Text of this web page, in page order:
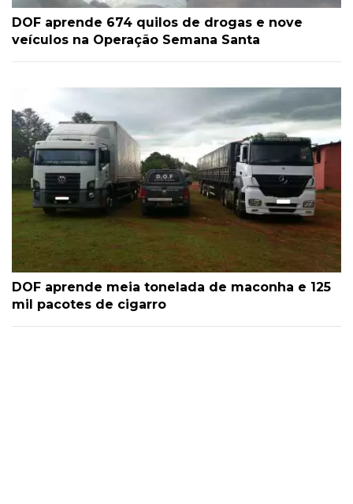
DOF aprende 674 quilos de drogas e nove
veículos na Operação Semana Santa
DOF aprende meia tonelada de maconha e 125
mil pacotes de cigarro